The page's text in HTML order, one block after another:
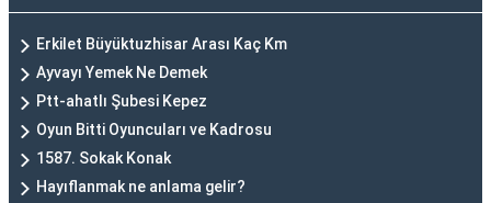
Erkilet Büyüktuzhisar Arası Kaç Km
Ayvayı Yemek Ne Demek
Ptt-ahatlı Şubesi Kepez
Oyun Bitti Oyuncuları ve Kadrosu
1587. Sokak Konak
Hayıflanmak ne anlama gelir?